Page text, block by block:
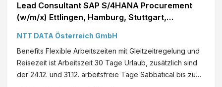
Lead Consultant SAP S/4HANA Procurement
(w/m/x) Ettlingen, Hamburg, Stuttgart,
Frankfurt a. M., Köln, München, Berlin, Wien,
Innsbruck Business Consulting
NTT DATA Österreich GmbH
Benefits Flexible Arbeitszeiten mit Gleitzeitregelung und
Reisezeit ist Arbeitszeit 30 Tage Urlaub, zusätzlich sind
der 24.12. und 31.12. arbeitsfreie Tage Sabbatical bis zu…